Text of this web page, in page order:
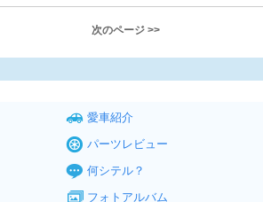
次のページ >>
愛車紹介
パーツレビュー
何シテル？
フォトアルバム